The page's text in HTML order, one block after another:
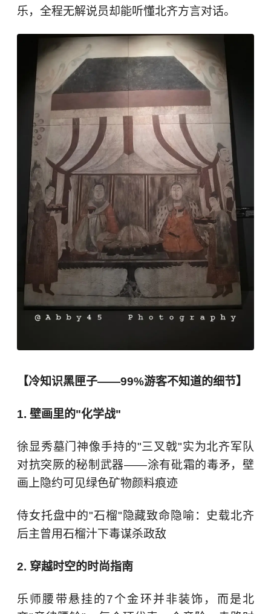
乐，全程无解说员却能听懂北齐方言对话。
【冷知识黑匣子——99%游客不知道的细节】
1. 壁画里的"化学战"
徐显秀墓门神像手持的"三叉戟"实为北齐军队
对抗突厥的秘制武器——涂有砒霜的毒矛，壁
画上隐约可见绿色矿物颜料痕迹
侍女托盘中的"石榴"隐藏致命隐喻：史载北齐
后主曾用石榴汁下毒谋杀政敌
2. 穿越时空的时尚指南
乐师腰带悬挂的7个金环并非装饰，而是北